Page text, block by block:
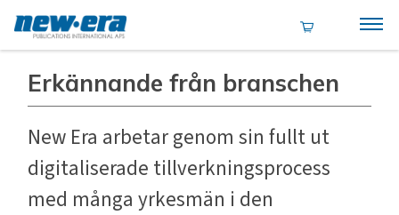
Erkännande från branschen
New Era arbetar genom sin fullt ut
digitaliserade tillverkningsprocess
med många yrkesmän i den